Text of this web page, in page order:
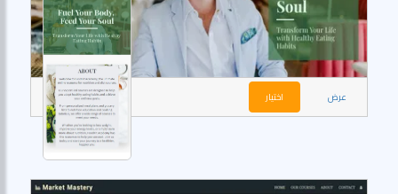
عرض اختيار